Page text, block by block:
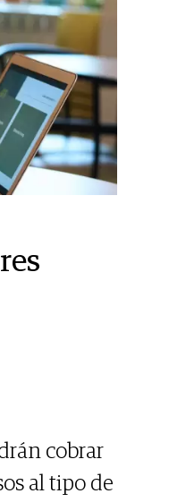
cobrar
al tipo de